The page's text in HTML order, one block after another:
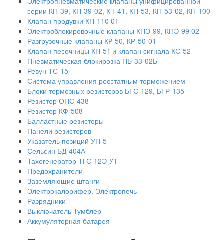
серии КП-39, КП-39-02, КП-41, КП-53, КП-53-02, КП-100
Клапан продувки КП-110-01
Электроблокировочные клапаны КПЭ-99, КПЭ-99 02
Разгрузочные клапаны КР-50, КР-50-01
Клапан песочницы КП-51 и клапан сигнала КС-52
Пневматическая блокировка ПБ-33-02Б
Ревун ТС-15
Система управления реостатным торможением
Блоки тормозных резисторов БТС-129, БТР-135
Резистор ОПС-438
Резистор КФ-508
Балластные резисторы
Панели резисторов
Указатель позиций УП-5
Сельсин БД-404А
Тахогенератор ТГС-12Э-У1
Предохранители
Заземляющие штанги
Электрокалорифер. Электропечь
Разрядники
Выключатель Тумблер
Аккумуляторная батарея